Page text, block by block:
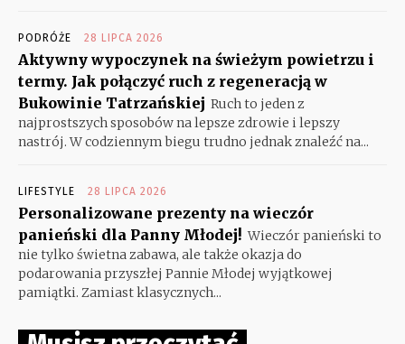
PODRÓŻE 28 LIPCA 2026
Aktywny wypoczynek na świeżym powietrzu i
termy. Jak połączyć ruch z regeneracją w
Bukowinie Tatrzańskiej Ruch to jeden z
najprostszych sposobów na lepsze zdrowie i lepszy
nastrój. W codziennym biegu trudno jednak znaleźć na...
LIFESTYLE 28 LIPCA 2026
Personalizowane prezenty na wieczór
panieński dla Panny Młodej! Wieczór panieński to
nie tylko świetna zabawa, ale także okazja do
podarowania przyszłej Pannie Młodej wyjątkowej
pamiątki. Zamiast klasycznych...